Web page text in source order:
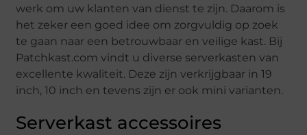
werk om uw klanten van dienst te zijn. Daarom is
het zeker een goed idee om zorgvuldig op zoek
te gaan naar een betrouwbaar en veilige kast. Bij
Patchkast.com vindt u diverse serverkasten van
excellente kwaliteit. Deze zijn verkrijgbaar in 19
inch, 10 inch en tevens zijn er ook mini varianten.
Serverkast accessoires